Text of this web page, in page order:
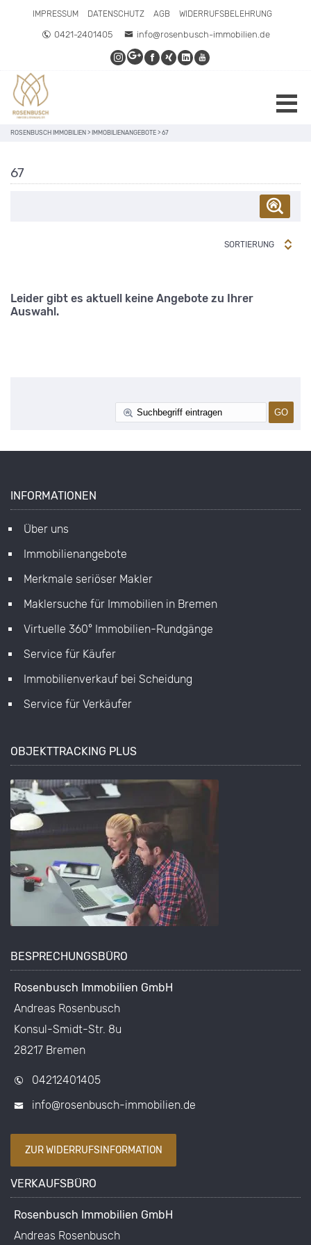
IMPRESSUM DATENSCHUTZ AGB WIDERRUFSBELEHRUNG
0421-2401405 info@rosenbusch-immobilien.de
ROSENBUSCH IMMOBILIEN > IMMOBILIENANGEBOTE > 67
67
SORTIERUNG
Leider gibt es aktuell keine Angebote zu Ihrer
Auswahl.
INFORMATIONEN
Über uns
Immobilienangebote
Merkmale seriöser Makler
Maklersuche für Immobilien in Bremen
Virtuelle 360° Immobilien-Rundgänge
Service für Käufer
Immobilienverkauf bei Scheidung
Service für Verkäufer
OBJEKTTRACKING PLUS
BESPRECHUNGSBÜRO
Rosenbusch Immobilien GmbH
Andreas Rosenbusch
Konsul-Smidt-Str. 8u
28217 Bremen
04212401405
info@rosenbusch-immobilien.de
ZUR WIDERRUFSINFORMATION
VERKAUFSBÜRO
Rosenbusch Immobilien GmbH
Andreas Rosenbusch